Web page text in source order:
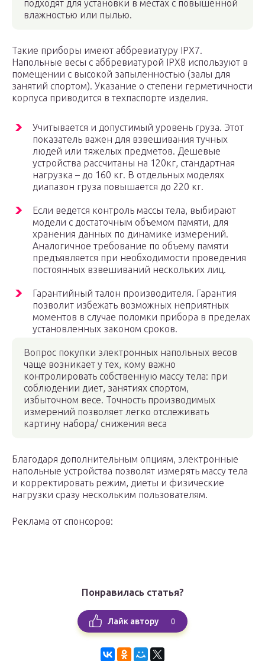
подходят для установки в местах с повышенной
влажностью или пылью.
Такие приборы имеют аббревиатуру IPX7.
Напольные весы с аббревиатурой IPX8 используют в
помещении с высокой запыленностью (залы для
занятий спортом). Указание о степени герметичности
корпуса приводится в техпаспорте изделия.
Учитывается и допустимый уровень груза. Этот
показатель важен для взвешивания тучных
людей или тяжелых предметов. Дешевые
устройства рассчитаны на 120кг, стандартная
нагрузка – до 160 кг. В отдельных моделях
диапазон груза повышается до 220 кг.
Если ведется контроль массы тела, выбирают
модели с достаточным объемом памяти, для
хранения данных по динамике измерений.
Аналогичное требование по объему памяти
предъявляется при необходимости проведения
постоянных взвешиваний нескольких лиц.
Гарантийный талон производителя. Гарантия
позволит избежать возможных неприятных
моментов в случае поломки прибора в пределах
установленных законом сроков.
Вопрос покупки электронных напольных весов
чаще возникает у тех, кому важно
контролировать собственную массу тела: при
соблюдении диет, занятиях спортом,
избыточном весе. Точность производимых
измерений позволяет легко отслеживать
картину набора/ снижения веса
Благодаря дополнительным опциям, электронные
напольные устройства позволят измерять массу тела
и корректировать режим, диеты и физические
нагрузки сразу нескольким пользователям.
Реклама от спонсоров:
Понравилась статья?
Лайк автору 0